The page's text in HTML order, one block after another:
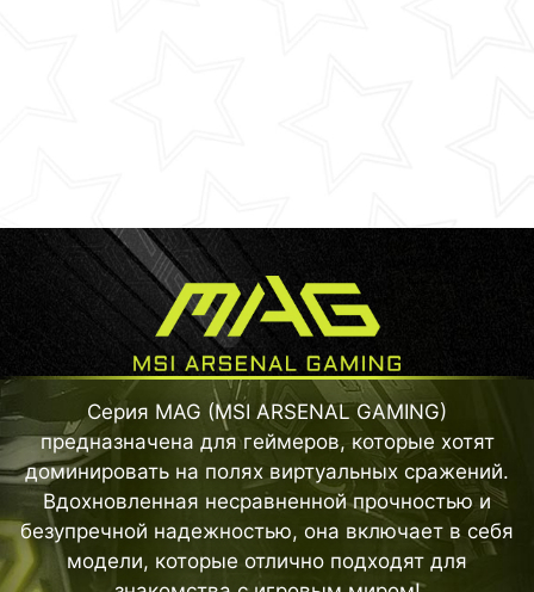
Серия MAG (MSI ARSENAL GAMING)
предназначена для геймеров, которые хотят
доминировать на полях виртуальных сражений.
Вдохновленная несравненной прочностью и
безупречной надежностью, она включает в себя
модели, которые отлично подходят для